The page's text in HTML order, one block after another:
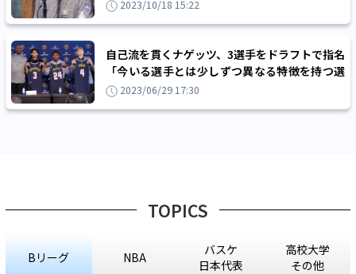
2023/10/18 15:22
自己流を貫くナゲッツ、3選手をドラフトで指名
「今いる選手とは少しずつ異なる特徴を持つ選
手を獲得できた」
2023/06/29 17:30
TOPICS
Bリーグ NBA
バスケ
日本代表
高校大学
その他